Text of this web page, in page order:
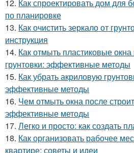
12. Как спроектировать дом для
по планировке
13. Как очистить зеркало от
инструкция
14. Как отмыть пластиковые
грунтовки: эффективные методы
15. Как убрать акриловую
эффективные методы
16. Чем отмыть окна после
эффективные методы
17. Легко и просто: как создать
18. Как организовать рабочее
квартире: советы и идеи